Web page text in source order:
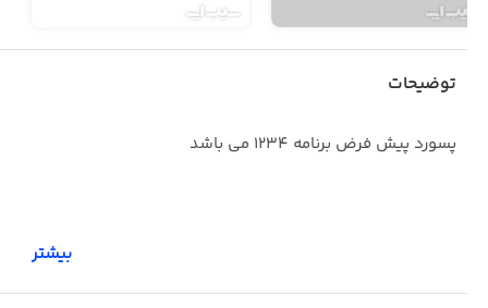
توضیحات
پسورد پیش فرض برنامه 1234 می باشد
باشد
بیشتر